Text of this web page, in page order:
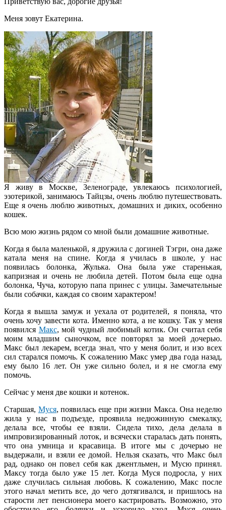
Меня зовут Екатерина.
Я живу в Москве, Зеленограде, увлекаюсь психологией,
эзотерикой, занимаюсь Тайцзы, очень люблю путешествовать.
Еще я очень люблю животных, домашних и диких, особенно
кошек.
Всю мою жизнь рядом со мной были домашние животные.
Когда я была маленькой, я дружила с догиней Тэгри, она даже
катала меня на спине. Когда я училась в школе, у нас
появилась болонка, Жулька. Она была уже старенькая,
капризная и очень не любила детей. Потом была еще одна
болонка, Чуча, которую папа принес с улицы. Замечательные
были собачки, каждая со своим характером!
Когда я вышла замуж и уехала от родителей, я поняла, что
очень хочу завести кота. Именно кота, а не кошку. Так у меня
появился Макс, мой чудный любимый котик. Он считал себя
моим младшим сыночком, все повторял за моей дочерью.
Макс был лекарем, всегда знал, что у меня болит, и изо всех
сил старался помочь. К сожалению Макс умер два года назад,
ему было 16 лет. Он уже сильно болел, и я не смогла ему
помочь.
Сейчас у меня две кошки и котенок.
Старшая, Муся, появилась еще при жизни Макса. Она неделю
жила у нас в подъезде, проявила недюжинную смекалку,
делала все, чтобы ее взяли. Сидела тихо, дела делала в
импровизированный лоток, и всячески старалась дать понять,
что она умница и красавица. В итоге мы с дочерью не
выдержали, и взяли ее домой. Нельзя сказать, что Макс был
рад, однако он повел себя как джентльмен, и Мусю принял.
Максу тогда было уже 15 лет. Когда Муся подросла, у них
даже случилась сильная любовь. К сожалению, Макс после
этого начал метить все, до чего дотягивался, и пришлось на
старости лет пенсионера моего кастрировать. Возможно, это